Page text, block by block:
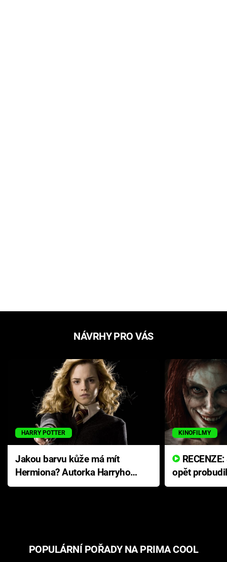
NÁVRHY PRO VÁS
HARRY POTTER
Jakou barvu kůže má mít
Hermiona? Autorka Harryho
Pottera přišla s ráznou
KINOFILMY
opět
přichází s
POPULÁRNÍ POŘADY NA PRIMA COOL